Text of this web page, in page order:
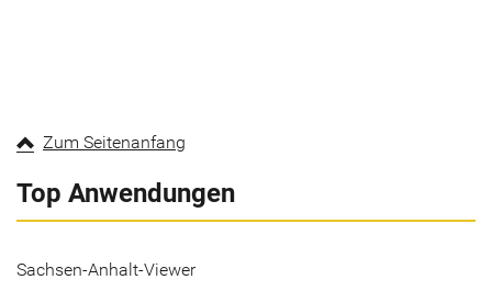
Zum Seitenanfang
Top Anwendungen
Sachsen-Anhalt-Viewer